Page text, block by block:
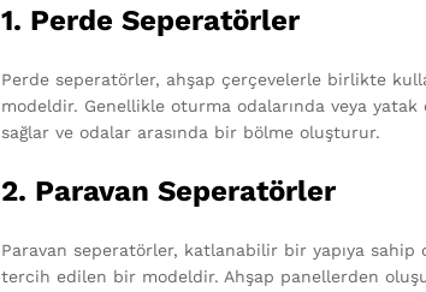
1. Perde Seperatörler
Perde seperatörler, ahşap çerçevelerle birlikte
modeldir. Genellikle oturma odalarında veya yatak
sağlar ve odalar arasında bir bölme oluşturur.
2. Paravan Seperatörler
Paravan seperatörler, katlanabilir bir yapıya
tercih edilen bir modeldir. Ahşap panellerden